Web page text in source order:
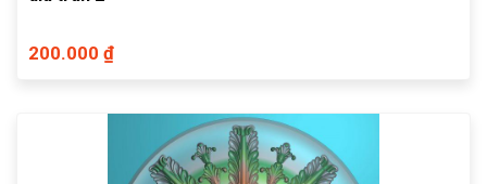
200.000 ₫